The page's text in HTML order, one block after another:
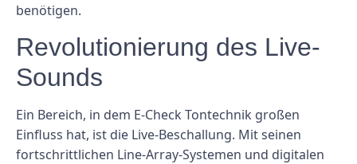
benötigen.
Revolutionierung des Live-
Sounds
Ein Bereich, in dem E-Check Tontechnik großen
Einfluss hat, ist die Live-Beschallung. Mit seinen
fortschrittlichen Line-Array-Systemen und digitalen